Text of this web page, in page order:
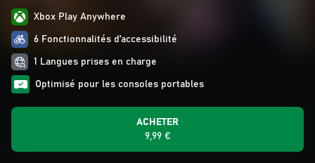
Xbox Play Anywhere
6 Fonctionnalités d’accessibilité
1 Langues prises en charge
Optimisé pour les consoles portables
ACHETER
9,99 €